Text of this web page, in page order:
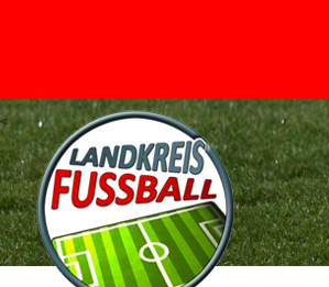
<